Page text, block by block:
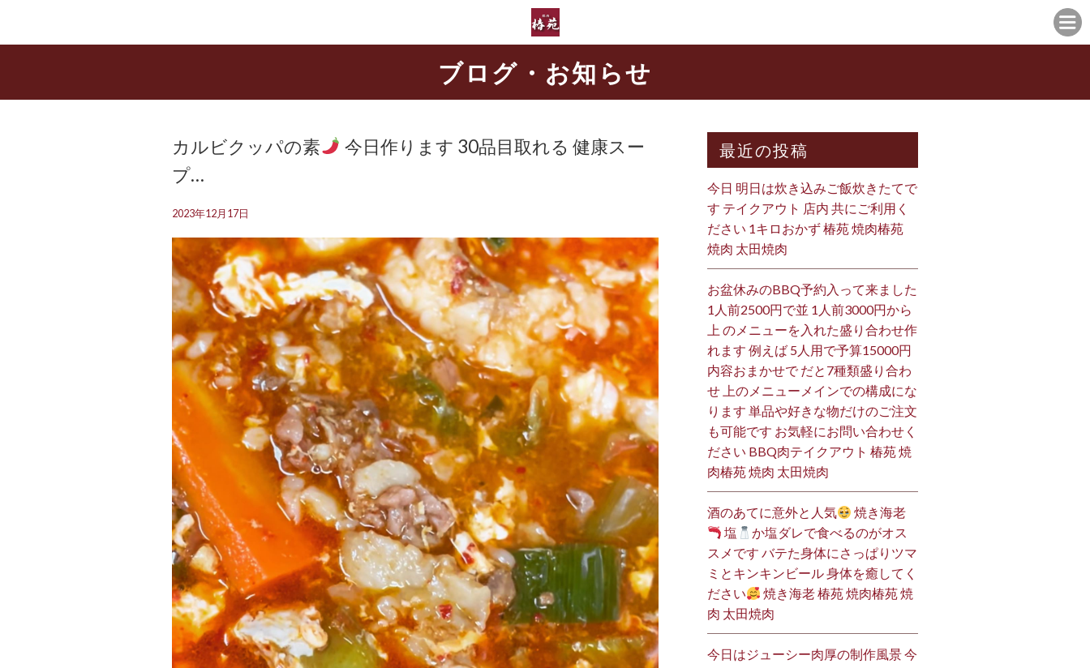
ブログ・お知らせ
カルビクッパの素
今日作ります 30品目取れる 健康スー
プ…
2023年12月17日
最近の投稿
今日 明日は炊き込みご飯炊きたてで
す テイクアウト 店内 共にご利用く
ださい 1キロおかず 椿苑 焼肉椿苑
焼肉 太田焼肉
お盆休みのBBQ予約入って来ました
1人前2500円で並 1人前3000円から
上 のメニューを入れた盛り合わせ作
れます 例えば 5人用で予算15000円
内容おまかせで だと7種類盛り合わ
せ 上のメニューメインでの構成にな
ります 単品や好きな物だけのご注文
も可能です お気軽にお問い合わせく
ださい BBQ肉テイクアウト 椿苑 焼
肉椿苑 焼肉 太田焼肉
酒のあてに意外と人気
焼き海老
塩
か塩ダレで食べるのがオス
スメです バテた身体にさっぱりツマ
ミとキンキンビール 身体を癒してく
ださい
焼き海老 椿苑 焼肉椿苑 焼
肉 太田焼肉
今日はジューシー肉厚の制作風景 今